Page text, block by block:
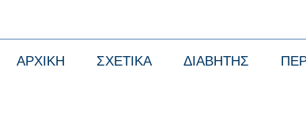
ΑΡΧΙΚΗ ΣΧΕΤΙΚΑ ΔΙΑΒΗΤΗΣ